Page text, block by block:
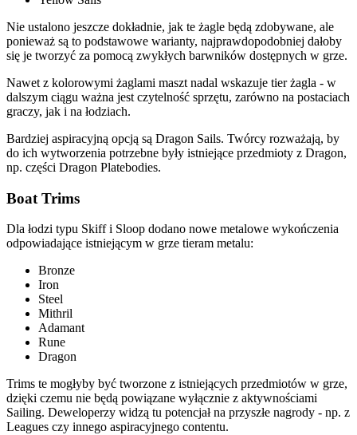
Nie ustalono jeszcze dokładnie, jak te żagle będą zdobywane, ale
ponieważ są to podstawowe warianty, najprawdopodobniej dałoby
się je tworzyć za pomocą zwykłych barwników dostępnych w grze.
Nawet z kolorowymi żaglami maszt nadal wskazuje tier żagla - w
dalszym ciągu ważna jest czytelność sprzętu, zarówno na postaciach
graczy, jak i na łodziach.
Bardziej aspiracyjną opcją są Dragon Sails. Twórcy rozważają, by
do ich wytworzenia potrzebne były istniejące przedmioty z Dragon,
np. części Dragon Platebodies.
Boat Trims
Dla łodzi typu Skiff i Sloop dodano nowe metalowe wykończenia
odpowiadające istniejącym w grze tieram metalu:
Bronze
Iron
Steel
Mithril
Adamant
Rune
Dragon
Trims te mogłyby być tworzone z istniejących przedmiotów w grze,
dzięki czemu nie będą powiązane wyłącznie z aktywnościami
Sailing. Deweloperzy widzą tu potencjał na przyszłe nagrody - np. z
Leagues czy innego aspiracyjnego contentu.